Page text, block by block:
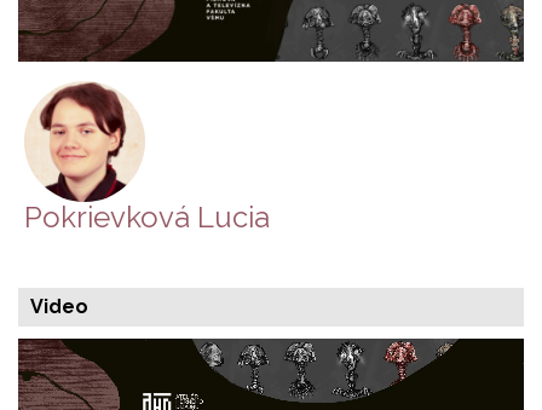
Pokrievková Lucia
Video